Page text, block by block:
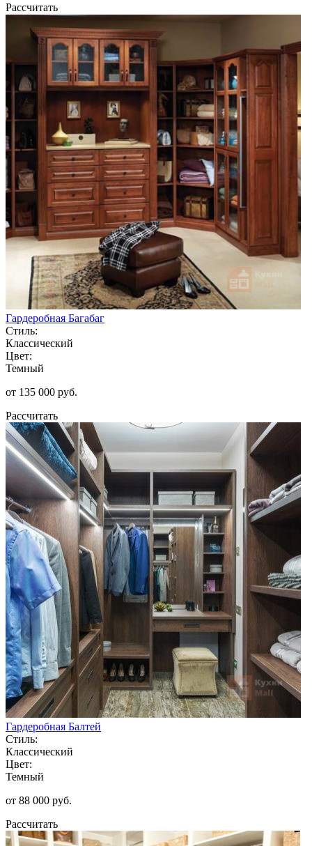
Рассчитать
Гардеробная Багабаг
Стиль:
Классический
Цвет:
Темный
от 135 000 руб.
Рассчитать
Гардеробная Балтей
Стиль:
Классический
Цвет:
Темный
от 88 000 руб.
Рассчитать